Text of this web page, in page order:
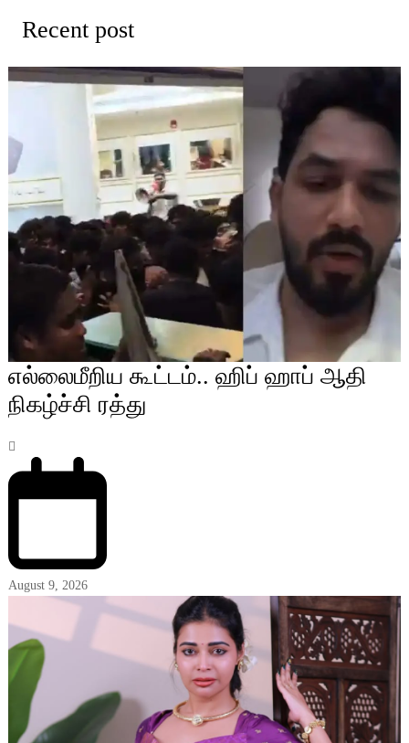
Recent post
எல்லைமீறிய கூட்டம்.. ஹிப் ஹாப் ஆதி
நிகழ்ச்சி ரத்து
August 9, 2026